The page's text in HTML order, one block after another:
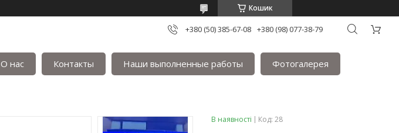
Кошик
+380 (50) 385-67-08 +380 (98) 077-38-79
О нас Контакты Наши выполненные работы Фотогалерея
В наявності Код: 28